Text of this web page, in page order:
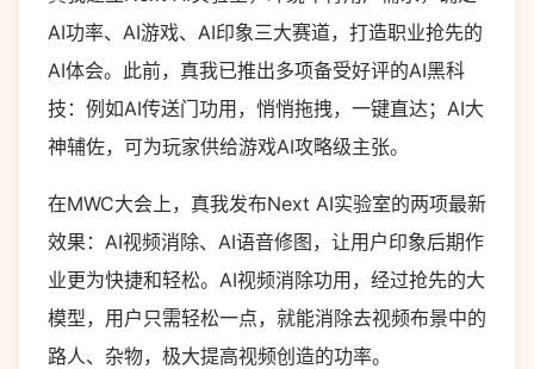
AI功率、AI游戏、AI印象三大赛道，打造职业抢先的
AI体会。此前，真我已推出多项备受好评的AI黑科
技：例如AI传送门功用，悄悄拖拽，一键直达；AI大
神辅佐，可为玩家供给游戏AI攻略级主张。
在MWC大会上，真我发布Next AI实验室的两项最新
效果：AI视频消除、AI语音修图，让用户印象后期作
业更为快捷和轻松。AI视频消除功用，经过抢先的大
模型，用户只需轻松一点，就能消除去视频布景中的
路人、杂物，极大提高视频创造的功率。